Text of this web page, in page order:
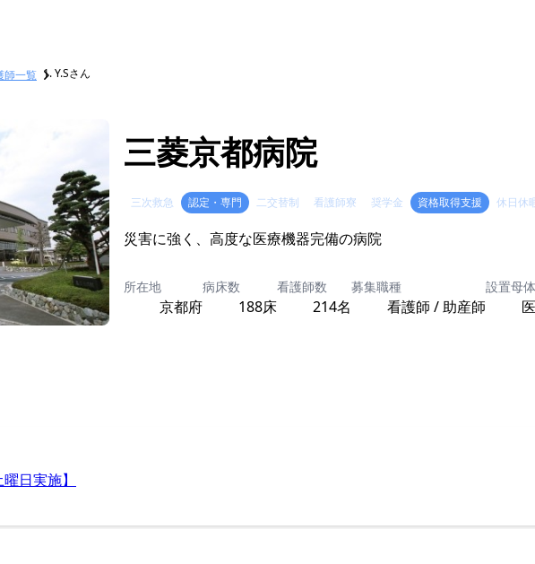
師一覧 Y.Sさん
三菱京都病院
三次救急 認定・専門 二交替制 看護師寮 奨学金 資格取得支援 休日休
災害に強く、高度な医療機器完備の病院
所在地
京都府
病床数
188床
看護師数
214名
募集職種
看護師 / 助産師
設置母体
日実施】